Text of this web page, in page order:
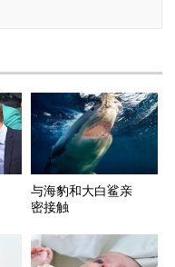
与海豹和大白鲨亲
密接触